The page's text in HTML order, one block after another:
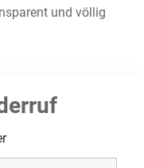
und völlig